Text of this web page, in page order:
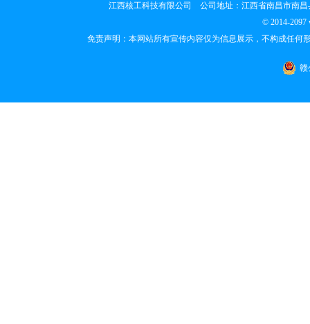
江西核工科技有限公司 公司地址：江西省南昌市南昌
© 2014-2097
免责声明：本网站所有宣传内容仅为信息展示，不构成任何
赣